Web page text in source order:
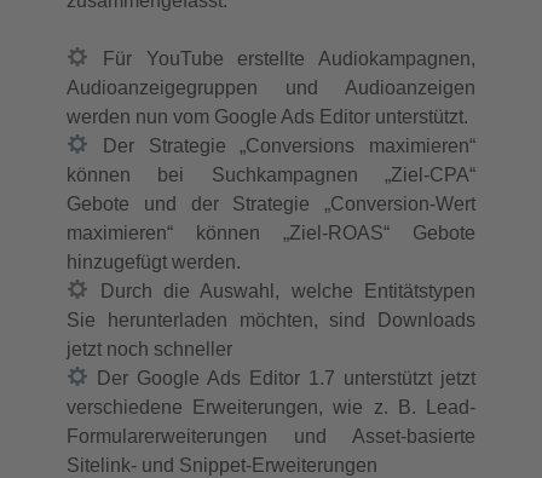
Für YouTube erstellte Audiokampagnen,
Audioanzeigegruppen und Audioanzeigen
werden nun vom Google Ads Editor unterstützt.
Der Strategie „Conversions maximieren“
können bei Suchkampagnen „Ziel-CPA“
Gebote und der Strategie „Conversion-Wert
maximieren“ können „Ziel-ROAS“ Gebote
hinzugefügt werden.
Durch die Auswahl, welche Entitätstypen
Sie herunterladen möchten, sind Downloads
jetzt noch schneller
Der Google Ads Editor 1.7 unterstützt jetzt
verschiedene Erweiterungen, wie z. B. Lead-
Formularerweiterungen und Asset-basierte
Sitelink- und Snippet-Erweiterungen